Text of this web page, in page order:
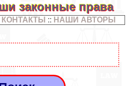
законные права
КОНТАКТЫ :: НАШИ АВТОРЫ